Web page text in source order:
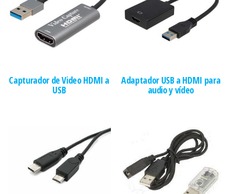
Capturador de Video HDMI a
USB
Adaptador USB a HDMI para
audio y vídeo